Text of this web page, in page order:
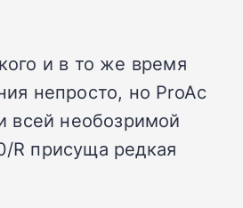
и в то же время
непросто, но ProAc
всей необозримой
R присуща редкая